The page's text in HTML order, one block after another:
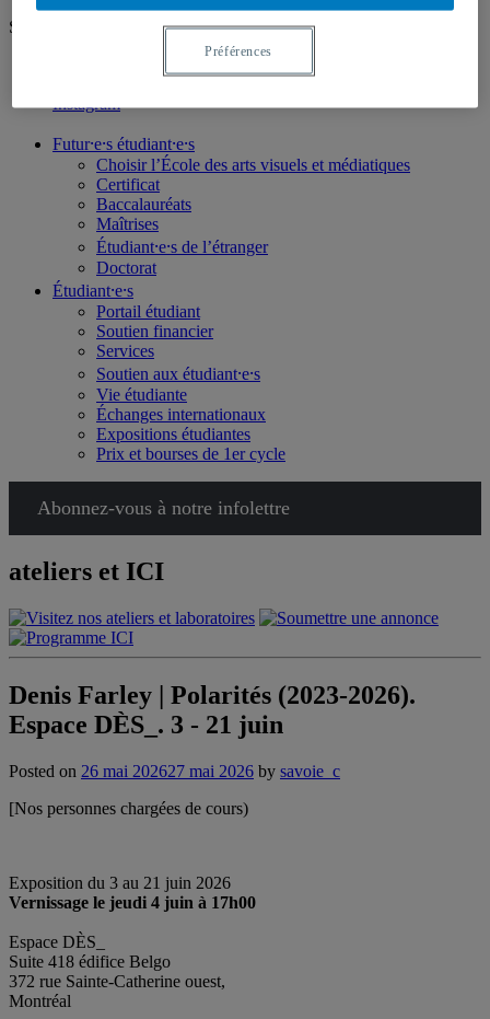
Suivez-nous
Instagram
Futur⸱e⸱s étudiant⸱e⸱s
Choisir l’École des arts visuels et médiatiques
Certificat
Baccalauréats
Maîtrises
Étudiant⸱e⸱s de l’étranger
Doctorat
Étudiant⸱e⸱s
Portail étudiant
Soutien financier
Services
Soutien aux étudiant⸱e⸱s
Vie étudiante
Échanges internationaux
Expositions étudiantes
Prix et bourses de 1er cycle
Abonnez-vous à notre infolettre
ateliers et ICI
Denis Farley | Polarités (2023-2026).
Espace DÈS_. 3 - 21 juin
Posted on 26 mai 202627 mai 2026 by savoie_c
[Nos personnes chargées de cours)
Exposition du 3 au 21 juin 2026
Vernissage le jeudi 4 juin à 17h00
Espace DÈS_
Suite 418 édifice Belgo
372 rue Sainte-Catherine ouest,
Montréal
Préférences